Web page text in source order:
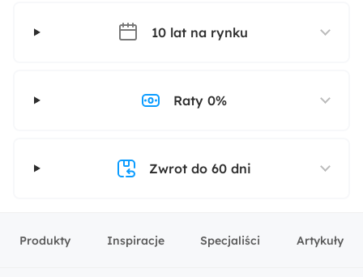
10 lat na rynku
Raty 0%
Zwrot do 60 dni
Produkty Inspiracje Specjaliści Artykuły